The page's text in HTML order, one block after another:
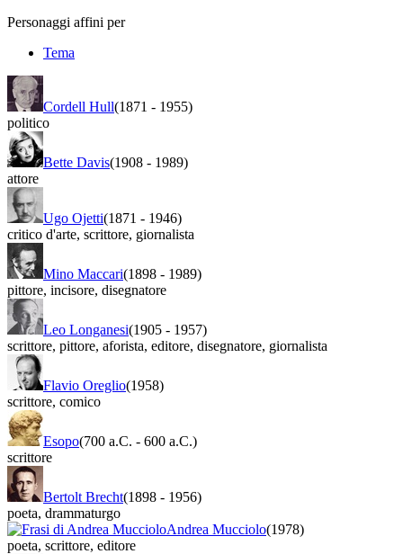
Personaggi affini per
Tema
Cordell Hull(1871 - 1955)
politico
Bette Davis(1908 - 1989)
attore
Ugo Ojetti(1871 - 1946)
critico d'arte, scrittore, giornalista
Mino Maccari(1898 - 1989)
pittore, incisore, disegnatore
Leo Longanesi(1905 - 1957)
scrittore, pittore, aforista, editore, disegnatore, giornalista
Flavio Oreglio(1958)
scrittore, comico
Esopo(700 a.C. - 600 a.C.)
scrittore
Bertolt Brecht(1898 - 1956)
poeta, drammaturgo
Andrea Mucciolo(1978)
poeta, scrittore, editore